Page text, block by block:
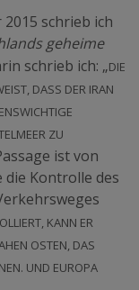
schrieb ich
geheime
schrieb ich: „Die
dass der Iran
zu
ist von
Kontrolle des
kann er
Osten, das
Und Europa